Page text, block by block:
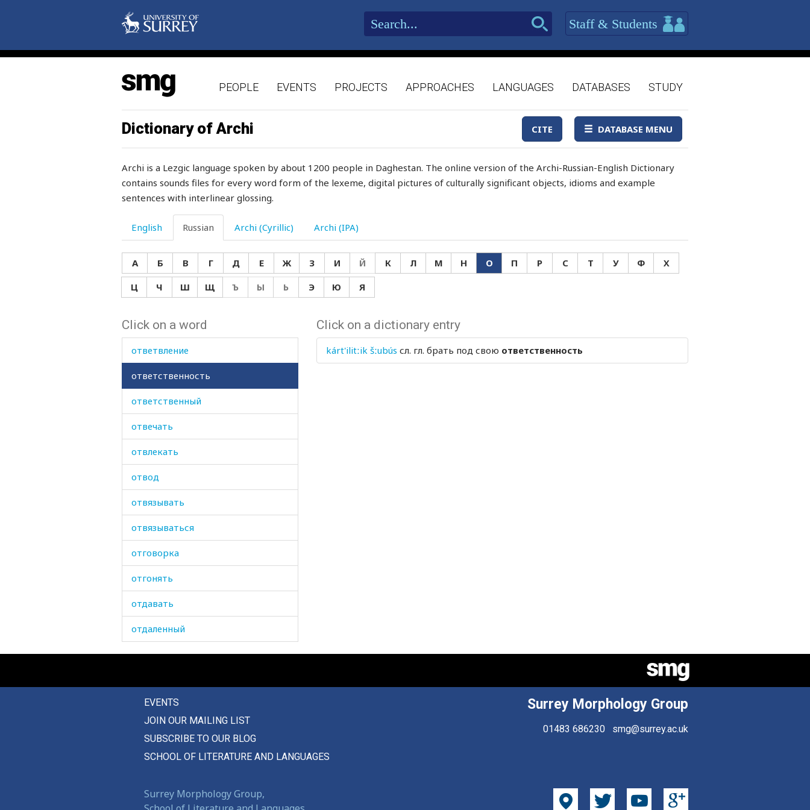
Staff & Students
PEOPLE EVENTS PROJECTS APPROACHES LANGUAGES DATABASES STUDY
Dictionary of Archi CITE DATABASE MENU
Archi is a Lezgic language spoken by about 1200 people in Daghestan. The online version of the Archi-Russian-English Dictionary
contains sounds files for every word form of the lexeme, digital pictures of culturally significant objects, idioms and example
sentences with interlinear glossing.
English Russian Archi (Cyrillic) Archi (IPA)
А Б В Г Д Е Ж З И Й К Л М Н О П Р С Т У Ф
Х
Ц
Ч Ш Щ Ъ Ы Ь Э Ю Я
Click on a word
остальные
остаток
осторожно
осторожный
острый
остывать
осуждать
ось
отважный
отверстие
ответ
ответвление
ответственность
ответственный
отвечать
отвлекать
отвод
отвязывать
отвязываться
отговорка
отгонять
отдавать
отдаленный
отдаляться
отделение
отдельно
отделяться
Click on a dictionary entry
kárt'ilitːik šːubús сл. гл. брать под свою ответственность
EVENTS
JOIN OUR MAILING LIST
SUBSCRIBE TO OUR BLOG
SCHOOL OF LITERATURE AND LANGUAGES
Surrey Morphology Group
01483 686230 smg@surrey.ac.uk
Surrey Morphology Group,